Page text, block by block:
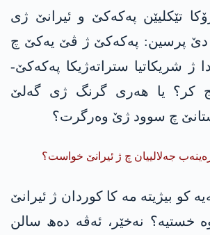
تێکلیێن پەکەکێ و ئیرانێ ژی
دێ پرسین: پەکەکێ ژ ڤێ یەکێ چ
ژ شریکاتیا ستراتەژیکا پەکەکێ-
کر؟ یا ھەری گرنگ ژی گەلێ
چ سوود ژێ وەرگرت؟
جەلالییان چ ژ ئیرانێ خواست؟
کو بیژیتە مە کا کوردان ژ ئیرانێ
نەخێر، ئەڤە دەھ سالن